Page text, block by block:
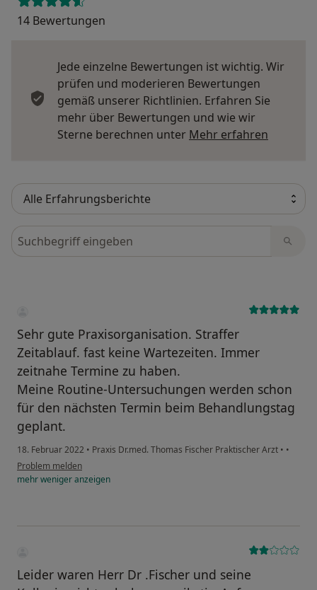
14 Bewertungen
Jede einzelne Bewertungen ist wichtig. Wir
prüfen und moderieren Bewertungen
gemäß unserer Richtlinien. Erfahren Sie
mehr über Bewertungen und wie wir
Sterne berechnen unter Mehr erfahren
Bewertungen durchsuchen
Sehr gute Praxisorganisation. Straffer
Zeitablauf. fast keine Wartezeiten. Immer
zeitnahe Termine zu haben.
Meine Routine-Untersuchungen werden schon
für den nächsten Termin beim Behandlungstag
geplant.
18. Februar 2022 • Praxis Dr.med. Thomas Fischer Praktischer Arzt • •
Problem melden
mehrwenigeranzeigen
Leider waren Herr Dr .Fischer und seine